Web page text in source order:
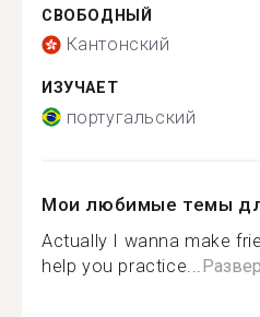
СВОБОДНЫЙ
Кантонский
ИЗУЧАЕТ
португальский
Мои любимые темы
Actually I wanna make
help you practice...